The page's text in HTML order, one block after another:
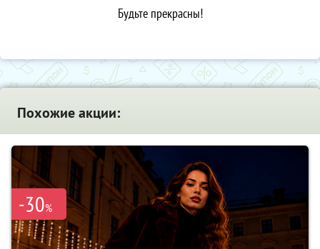
Будьте прекрасны!
Похожие акции:
-30%